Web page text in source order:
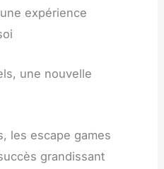
expérience
une nouvelle
les escape games
grandissant